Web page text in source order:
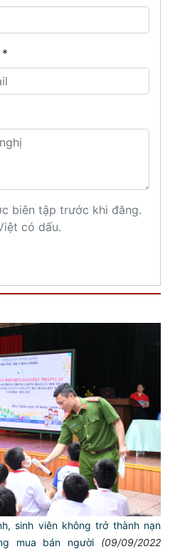
*
biên tập trước khi đăng.
có dấu.
sinh viên không trở thành nạn
mua bán người
(09/09/2022